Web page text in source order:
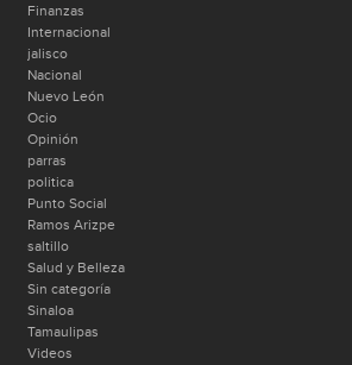
Finanzas
Internacional
jalisco
Nacional
Nuevo León
Ocio
Opinión
parras
politica
Punto Social
Ramos Arizpe
saltillo
Salud y Belleza
Sin categoría
Sinaloa
Tamaulipas
Videos